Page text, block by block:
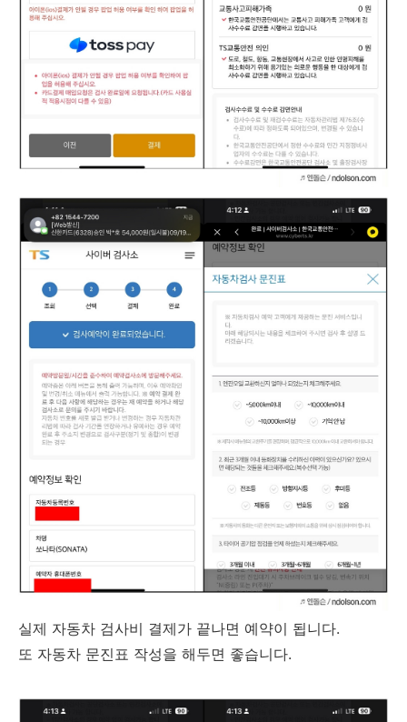
실제 자동차 검사비 결제가 끝나면 예약이 됩니다.
또 자동차 문진표 작성을 해두면 좋습니다.